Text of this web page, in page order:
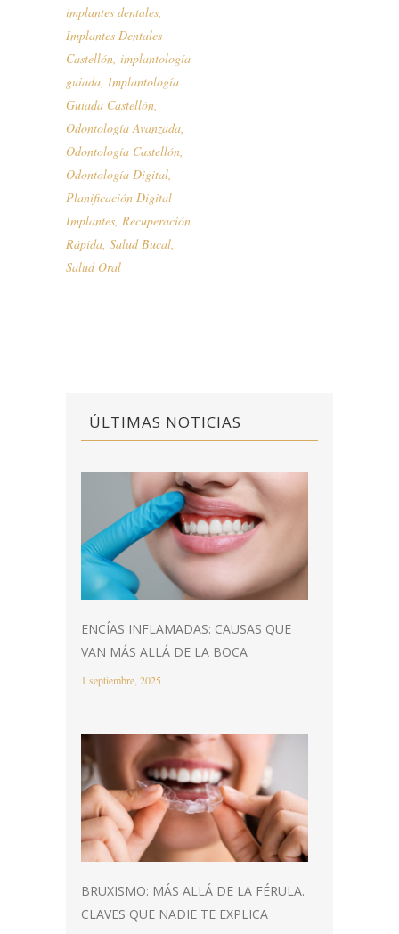
implantes dentales,
Implantes Dentales
Castellón, implantología
guiada, Implantología
Guiada Castellón,
Odontología Avanzada,
Odontología Castellón,
Odontología Digital,
Planificación Digital
Implantes, Recuperación
Rápida, Salud Bucal,
Salud Oral
ÚLTIMAS NOTICIAS
ENCÍAS INFLAMADAS: CAUSAS QUE
VAN MÁS ALLÁ DE LA BOCA
1 septiembre, 2025
BRUXISMO: MÁS ALLÁ DE LA FÉRULA.
CLAVES QUE NADIE TE EXPLICA